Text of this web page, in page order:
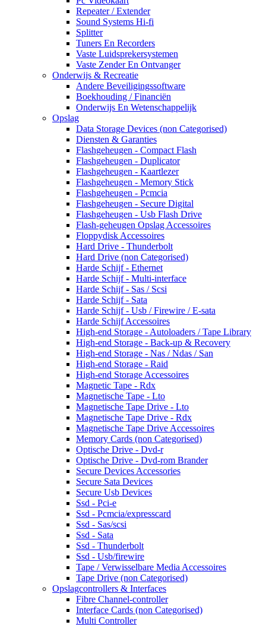
Repeater / Extender
Sound Systems Hi-fi
Splitter
Tuners En Recorders
Vaste Luidsprekersystemen
Vaste Zender En Ontvanger
Onderwijs & Recreatie
Andere Beveiligingssoftware
Boekhouding / Financiën
Onderwijs En Wetenschappelijk
Opslag
Data Storage Devices (non Categorised)
Diensten & Garanties
Flashgeheugen - Compact Flash
Flashgeheugen - Duplicator
Flashgeheugen - Kaartlezer
Flashgeheugen - Memory Stick
Flashgeheugen - Pcmcia
Flashgeheugen - Secure Digital
Flashgeheugen - Usb Flash Drive
Flash-geheugen Opslag Accessoires
Floppydisk Accessoires
Hard Drive - Thunderbolt
Hard Drive (non Categorised)
Harde Schijf - Ethernet
Harde Schijf - Multi-interface
Harde Schijf - Sas / Scsi
Harde Schijf - Sata
Harde Schijf - Usb / Firewire / E-sata
Harde Schijf Accessoires
High-end Storage - Autoloaders / Tape Library
High-end Storage - Back-up & Recovery
High-end Storage - Nas / Ndas / San
High-end Storage - Raid
High-end Storage Accessoires
Magnetic Tape - Rdx
Magnetische Tape - Lto
Magnetische Tape Drive - Lto
Magnetische Tape Drive - Rdx
Magnetische Tape Drive Accessoires
Memory Cards (non Categorised)
Optische Drive - Dvd-r
Optische Drive - Dvd-rom Brander
Secure Devices Accessories
Secure Sata Devices
Secure Usb Devices
Ssd - Pci-e
Ssd - Pcmcia/expresscard
Ssd - Sas/scsi
Ssd - Sata
Ssd - Thunderbolt
Ssd - Usb/firewire
Tape / Verwisselbare Media Accessoires
Tape Drive (non Categorised)
Opslagcontrollers & Interfaces
Fibre Channel-controller
Interface Cards (non Categorised)
Multi Controller